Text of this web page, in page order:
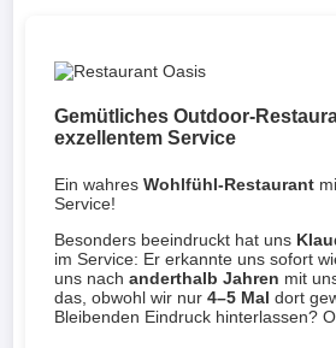
Gemütliches Outdoor-
exzellentem Service
Ein wahresWohlfühl-Restaurant
Service!
Besonders beeindruckt hat uns
im Service: Er erkannte uns sofort
uns nachanderthalb Jahren mit
das, obwohl wir nur4–5 Mal dort
Bleibenden Eindruck hinterlassen?